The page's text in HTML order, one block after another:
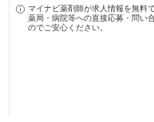
マイナビ薬剤師が求人情報を無料
薬局・病院等への直接応募・問い
のでご安心ください。